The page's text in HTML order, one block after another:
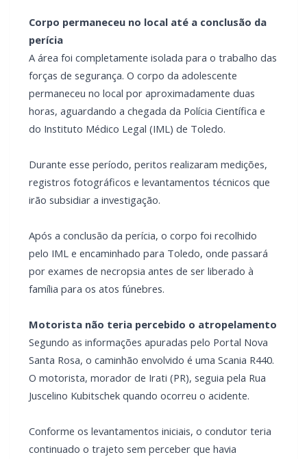
Corpo permaneceu no local até a conclusão da
perícia
A área foi completamente isolada para o trabalho das
forças de segurança. O corpo da adolescente
permaneceu no local por aproximadamente duas
horas, aguardando a chegada da Polícia Científica e
do Instituto Médico Legal (IML) de Toledo.
Durante esse período, peritos realizaram medições,
registros fotográficos e levantamentos técnicos que
irão subsidiar a investigação.
Após a conclusão da perícia, o corpo foi recolhido
pelo IML e encaminhado para Toledo, onde passará
por exames de necropsia antes de ser liberado à
família para os atos fúnebres.
Motorista não teria percebido o atropelamento
Segundo as informações apuradas pelo Portal Nova
Santa Rosa, o caminhão envolvido é uma Scania R440.
O motorista, morador de Irati (PR), seguia pela Rua
Juscelino Kubitschek quando ocorreu o acidente.
Conforme os levantamentos iniciais, o condutor teria
continuado o trajeto sem perceber que havia